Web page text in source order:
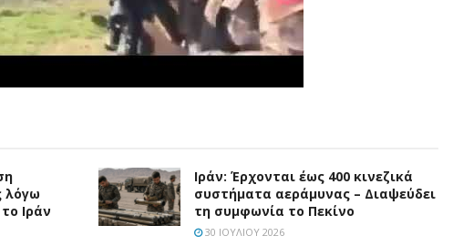
λόγω
Ιράν
Ιράν: Έρχονται έως 400 κινεζικά
συστήματα αεράμυνας – Διαψεύδει
τη συμφωνία το Πεκίνο
30 ΙΟΥΛΊΟΥ 2026